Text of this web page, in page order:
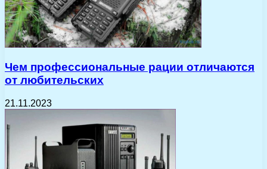
Чем профессиональные рации отличаются
от любительских
21.11.2023